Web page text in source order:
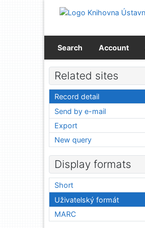
Go to menu
Search Account
Related sites
Record detail
Send by e-mail
Export
New query
Display formats
Short
Uživatelský formát
MARC